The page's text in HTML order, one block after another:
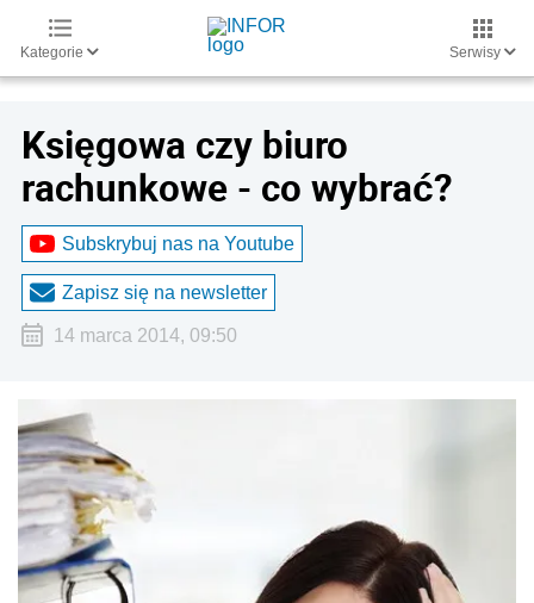
Kategorie Serwisy
Księgowa czy biuro
rachunkowe - co wybrać?
Subskrybuj nas na Youtube
Zapisz się na newsletter
14 marca 2014, 09:50